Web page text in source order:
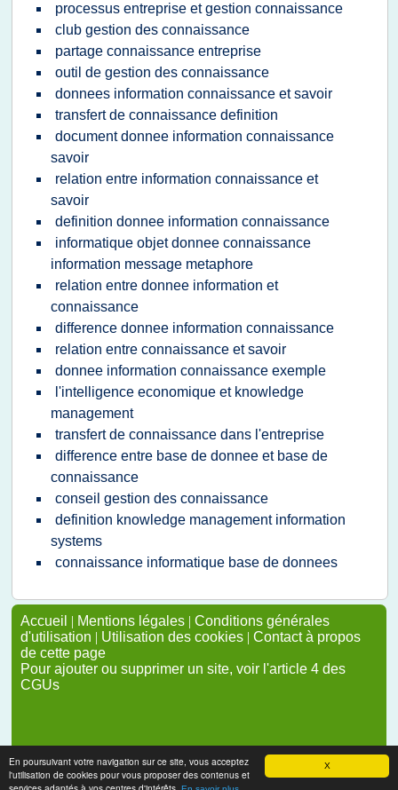
X
En poursuivant votre navigation sur ce site, vous acceptez
l'utilisation de cookies pour vous proposer des contenus et
processus entreprise et gestion connaissance
club gestion des connaissance
partage connaissance entreprise
outil de gestion des connaissance
donnees information connaissance et savoir
transfert de connaissance definition
document donnee information connaissance
savoir
relation entre information connaissance et
savoir
definition donnee information connaissance
informatique objet donnee connaissance
information message metaphore
relation entre donnee information et
connaissance
difference donnee information connaissance
relation entre connaissance et savoir
donnee information connaissance exemple
l'intelligence economique et knowledge
management
transfert de connaissance dans l'entreprise
difference entre base de donnee et base de
connaissance
conseil gestion des connaissance
definition knowledge management information
systems
connaissance informatique base de donnees
Accueil | Mentions légales | Conditions générales
d'utilisation | Utilisation des cookies | Contact à propos
de cette page
Pour ajouter ou supprimer un site, voir l'article 4 des
CGUs